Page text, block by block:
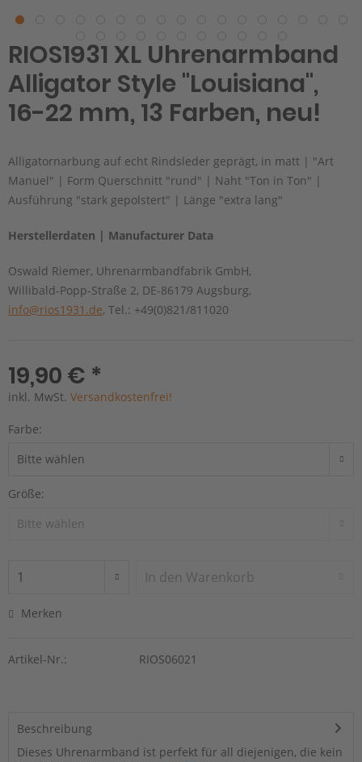
RIOS1931 XL Uhrenarmband
Alligator Style "Louisiana",
16-22 mm, 13 Farben, neu!
Alligatornarbung auf echt Rindsleder geprägt, in matt | "Art
Manuel" | Form Querschnitt "rund" | Naht "Ton in Ton" |
Ausführung "stark gepolstert" | Länge "extra lang"
Herstellerdaten | Manufacturer Data
Oswald Riemer, Uhrenarmbandfabrik GmbH,
Willibald-Popp-Straße 2, DE-86179 Augsburg,
info@rios1931.de, Tel.: +49(0)821/811020
19,90 € *
inkl. MwSt. Versandkostenfrei!
Farbe:
Größe:
In den Warenkorb
Merken
Artikel-Nr.: RIOS06021
Beschreibung
Dieses Uhrenarmband ist perfekt für all diejenigen, die kein